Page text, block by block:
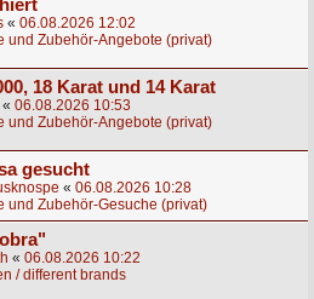
« 06.08.2026 12:02
und Zubehör-Angebote (privat)
18 Karat und 14 Karat
« 06.08.2026 10:53
und Zubehör-Angebote (privat)
gesucht
« 06.08.2026 10:28
und Zubehör-Gesuche (privat)
« 06.08.2026 10:22
/ different brands